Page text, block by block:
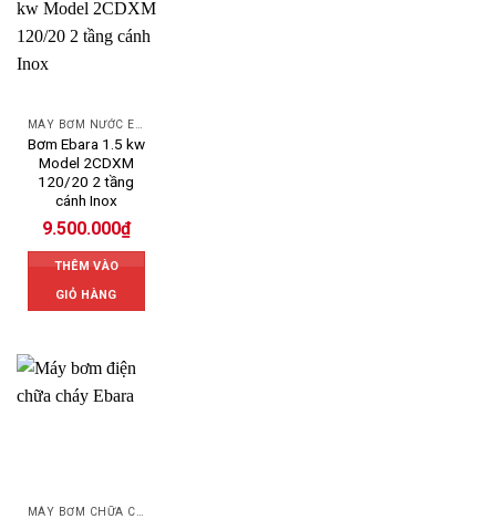
Bơm Ebara 1.5 kw
Model 2CDXM
120/20 2 tầng
cánh Inox
9.500.000₫
THÊM VÀO
GIỎ HÀNG